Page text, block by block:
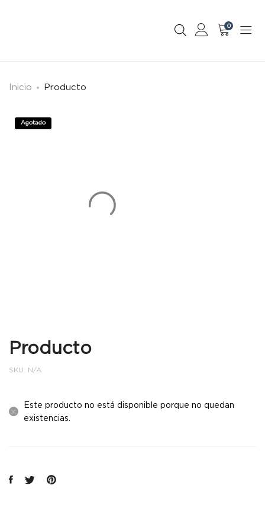
0
Inicio Producto
Agotado
Producto
SKU: N/A
Este producto no está disponible porque no quedan
existencias.